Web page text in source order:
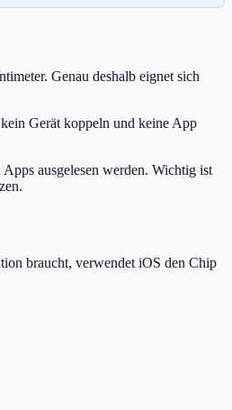
Genau deshalb eignet sich
Gerät koppeln und keine App
ausgelesen werden. Wichtig ist
braucht, verwendet iOS den Chip